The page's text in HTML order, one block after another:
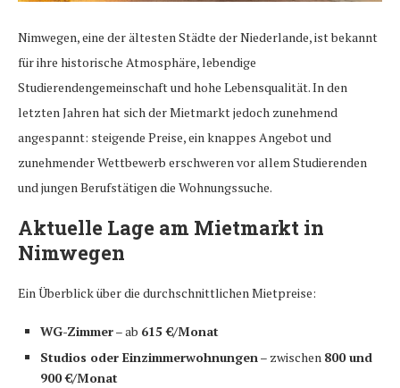
Nimwegen, eine der ältesten Städte der Niederlande, ist bekannt
für ihre historische Atmosphäre, lebendige
Studierendengemeinschaft und hohe Lebensqualität. In den
letzten Jahren hat sich der Mietmarkt jedoch zunehmend
angespannt: steigende Preise, ein knappes Angebot und
zunehmender Wettbewerb erschweren vor allem Studierenden
und jungen Berufstätigen die Wohnungssuche.
Aktuelle Lage am Mietmarkt in
Nimwegen
Ein Überblick über die durchschnittlichen Mietpreise:
WG-Zimmer– ab 615 €/Monat
Studios oder Einzimmerwohnungen– zwischen 800 und
900 €/Monat